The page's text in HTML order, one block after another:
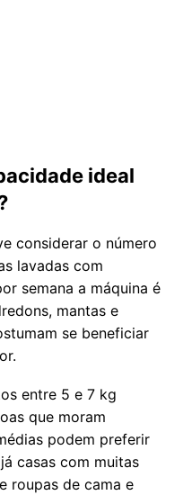
ideal
considerar o número
lavadas com
semana a máquina é
mantas e
se beneficiar
entre 5 e 7 kg
que moram
podem preferir
casas com muitas
roupas de cama e